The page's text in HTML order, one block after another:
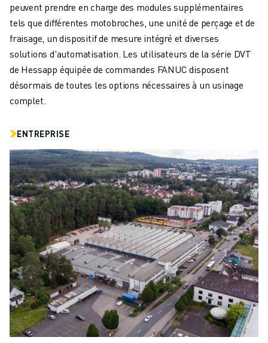
peuvent prendre en charge des modules supplémentaires
tels que différentes motobroches, une unité de perçage et de
fraisage, un dispositif de mesure intégré et diverses
solutions d'automatisation. Les utilisateurs de la série DVT
de Hessapp équipée de commandes FANUC disposent
désormais de toutes les options nécessaires à un usinage
complet.
ENTREPRISE